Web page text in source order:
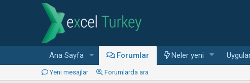
Ana Sayfa Forumlar Neler yeni
Yeni mesajlar Forumlarda ara